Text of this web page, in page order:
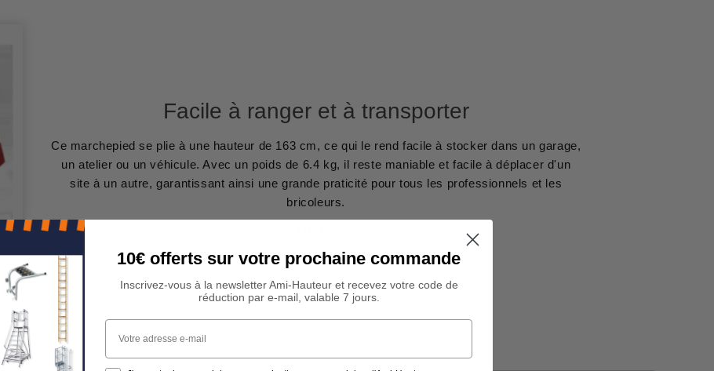
Facile à ranger et à transporter
Ce marchepied se plie à une hauteur de 163 cm, ce qui le rend facile à stocker dans un garage,
un atelier ou un véhicule. Avec un poids de 6.4 kg, il reste maniable et facile à déplacer d'un
site à un autre, garantissant ainsi une grande praticité pour tous les professionnels et les
bricoleurs.
10€ offerts sur votre prochaine commande
Inscrivez-vous à la newsletter Ami-Hauteur et recevez votre code de
réduction par e-mail, valable 7 jours.
Votre adresse e-mail